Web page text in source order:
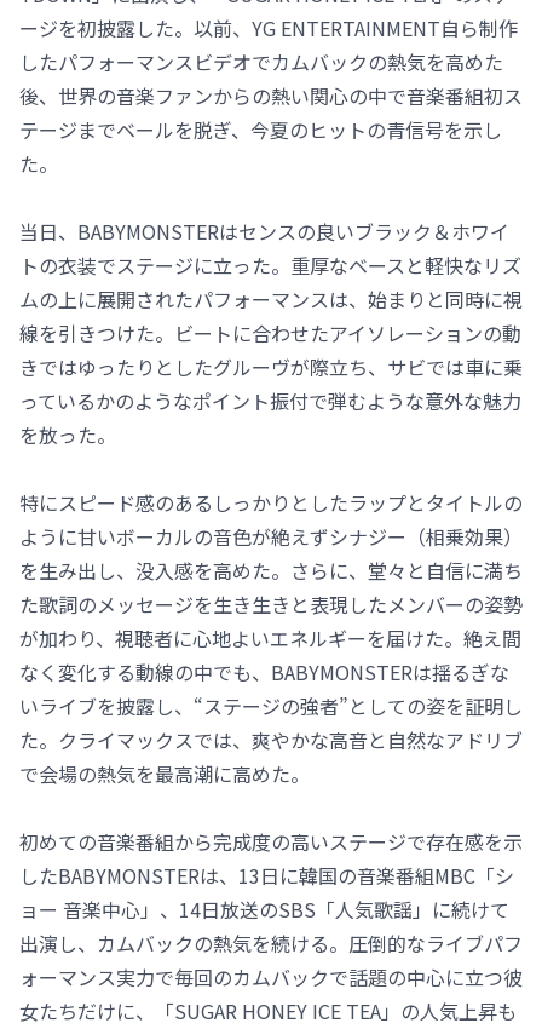
ージを初披露した。以前、YG ENTERTAINMENT自ら制作
したパフォーマンスビデオでカムバックの熱気を高めた
後、世界の音楽ファンからの熱い関心の中で音楽番組初ス
テージまでベールを脱ぎ、今夏のヒットの青信号を示し
た。
当日、BABYMONSTERはセンスの良いブラック＆ホワイ
トの衣装でステージに立った。重厚なベースと軽快なリズ
ムの上に展開されたパフォーマンスは、始まりと同時に視
線を引きつけた。ビートに合わせたアイソレーションの動
きではゆったりとしたグルーヴが際立ち、サビでは車に乗
っているかのようなポイント振付で弾むような意外な魅力
を放った。
特にスピード感のあるしっかりとしたラップとタイトルの
ように甘いボーカルの音色が絶えずシナジー（相乗効果）
を生み出し、没入感を高めた。さらに、堂々と自信に満ち
た歌詞のメッセージを生き生きと表現したメンバーの姿勢
が加わり、視聴者に心地よいエネルギーを届けた。絶え間
なく変化する動線の中でも、BABYMONSTERは揺るぎな
いライブを披露し、“ステージの強者”としての姿を証明し
た。クライマックスでは、爽やかな高音と自然なアドリブ
で会場の熱気を最高潮に高めた。
初めての音楽番組から完成度の高いステージで存在感を示
したBABYMONSTERは、13日に韓国の音楽番組MBC「シ
ョー 音楽中心」、14日放送のSBS「人気歌謡」に続けて
出演し、カムバックの熱気を続ける。圧倒的なライブパフ
ォーマンス実力で毎回のカムバックで話題の中心に立つ彼
女たちだけに、「SUGAR HONEY ICE TEA」の人気上昇も